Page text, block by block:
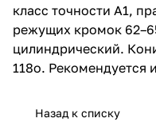
класс точности A1,
режущих кромок
цилиндрический.
118о. Рекомендуется
Назад к списку